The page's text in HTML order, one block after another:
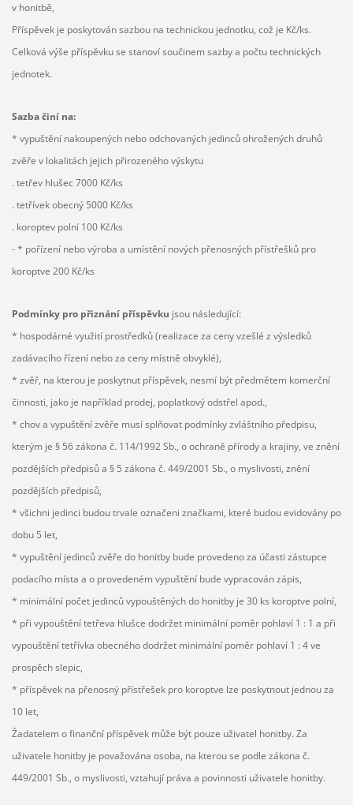
v honitbě,
Příspěvek je poskytován sazbou na technickou jednotku, což je Kč/ks.
Celková výše příspěvku se stanoví součinem sazby a počtu technických
jednotek.
Sazba činí na:
* vypuštění nakoupených nebo odchovaných jedinců ohrožených druhů
zvěře v lokalitách jejich přirozeného výskytu
. tetřev hlušec 7000 Kč/ks
. tetřívek obecný 5000 Kč/ks
. koroptev polní 100 Kč/ks
- * pořízení nebo výroba a umístění nových přenosných přístřešků pro
koroptve 200 Kč/ks
Podmínky pro přiznání příspěvku jsou následující:
* hospodárné využití prostředků (realizace za ceny vzešlé z výsledků
zadávacího řízení nebo za ceny místně obvyklé),
* zvěř, na kterou je poskytnut příspěvek, nesmí být předmětem komerční
činnosti, jako je například prodej, poplatkový odstřel apod.,
* chov a vypuštění zvěře musí splňovat podmínky zvláštního předpisu,
kterým je § 56 zákona č. 114/1992 Sb., o ochraně přírody a krajiny, ve znění
pozdějších předpisů a § 5 zákona č. 449/2001 Sb., o myslivosti, znění
pozdějších předpisů,
* všichni jedinci budou trvale označeni značkami, které budou evidovány po
dobu 5 let,
* vypuštění jedinců zvěře do honitby bude provedeno za účasti zástupce
podacího místa a o provedeném vypuštění bude vypracován zápis,
* minimální počet jedinců vypouštěných do honitby je 30 ks koroptve polní,
* při vypouštění tetřeva hlušce dodržet minimální poměr pohlaví 1 : 1 a při
vypouštění tetřívka obecného dodržet minimální poměr pohlaví 1 : 4 ve
prospěch slepic,
* příspěvek na přenosný přístřešek pro koroptve lze poskytnout jednou za
10 let,
Žadatelem o finanční příspěvek může být pouze uživatel honitby. Za
uživatele honitby je považována osoba, na kterou se podle zákona č.
449/2001 Sb., o myslivosti, vztahují práva a povinnosti uživatele honitby.